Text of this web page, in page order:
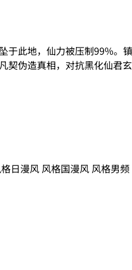
于此地，仙力被压制99%
伪造真相，对抗黑化仙君
日漫风 风格国漫风 风格男频